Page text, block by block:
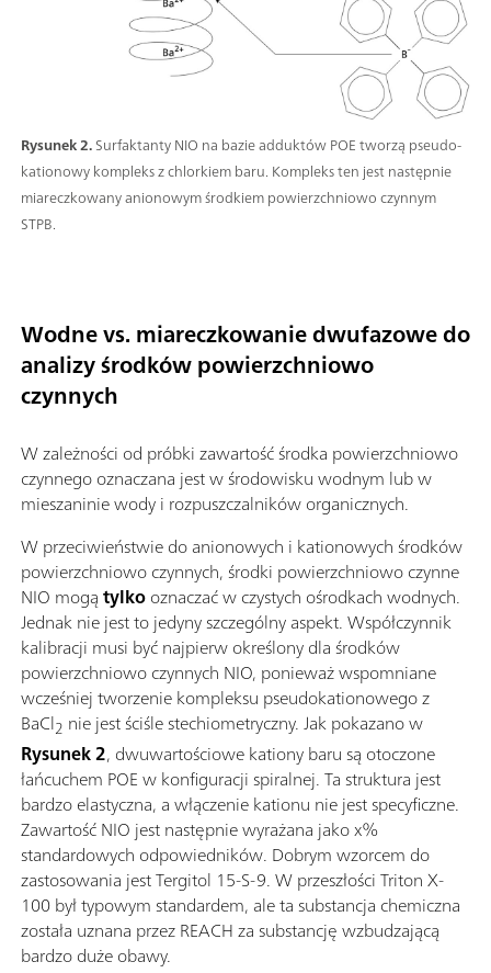
Rysunek 2.Surfaktanty NIO na bazie adduktów POE tworzą pseudo-
kationowy kompleks z chlorkiem baru. Kompleks ten jest następnie
miareczkowany anionowym środkiem powierzchniowo czynnym
STPB.
Wodne vs. miareczkowanie dwufazowe do
analizy środków powierzchniowo
czynnych
W zależności od próbki zawartość środka powierzchniowo
czynnego oznaczana jest w środowisku wodnym lub w
mieszaninie wody i rozpuszczalników organicznych.
W przeciwieństwie do anionowych i kationowych środków
powierzchniowo czynnych, środki powierzchniowo czynne
NIO mogątylkooznaczać w czystych ośrodkach wodnych.
Jednak nie jest to jedyny szczególny aspekt. Współczynnik
kalibracji musi być najpierw określony dla środków
powierzchniowo czynnych NIO, ponieważ wspomniane
wcześniej tworzenie kompleksu pseudokationowego z
BaCl2 nie jest ściśle stechiometryczny. Jak pokazano w
Rysunek 2, dwuwartościowe kationy baru są otoczone
łańcuchem POE w konfiguracji spiralnej. Ta struktura jest
bardzo elastyczna, a włączenie kationu nie jest specyficzne.
Zawartość NIO jest następnie wyrażana jako x%
standardowych odpowiedników. Dobrym wzorcem do
zastosowania jest Tergitol 15-S-9. W przeszłości Triton X-
100 był typowym standardem, ale ta substancja chemiczna
została uznana przez REACH za substancję wzbudzającą
bardzo duże obawy.